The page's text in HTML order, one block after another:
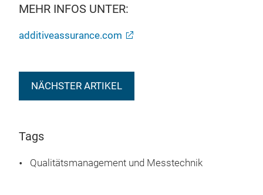
MEHR INFOS UNTER:
additiveassurance.com
NÄCHSTER ARTIKEL
Tags
Qualitätsmanagement und Messtechnik